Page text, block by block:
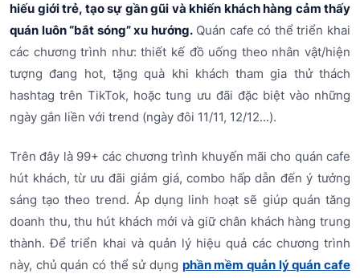
hiếu giới trẻ, tạo sự gần gũi và khiến khách hàng cảm thấy
quán luôn “bắt sóng” xu hướng.Quán cafe có thể triển khai
các chương trình như: thiết kế đồ uống theo nhân vật/hiện
tượng đang hot, tặng quà khi khách tham gia thử thách
hashtag trên TikTok, hoặc tung ưu đãi đặc biệt vào những
ngày gắn liền với trend (ngày đôi 11/11, 12/12...).
Trên đây là 99+ các chương trình khuyến mãi cho quán cafe
hút khách, từ ưu đãi giảm giá, combo hấp dẫn đến ý tưởng
sáng tạo theo trend. Áp dụng linh hoạt sẽ giúp quán tăng
doanh thu, thu hút khách mới và giữ chân khách hàng trung
thành. Để triển khai và quản lý hiệu quả các chương trình
này, chủ quán có thể sử dụng phần mềm quản lý quán cafe